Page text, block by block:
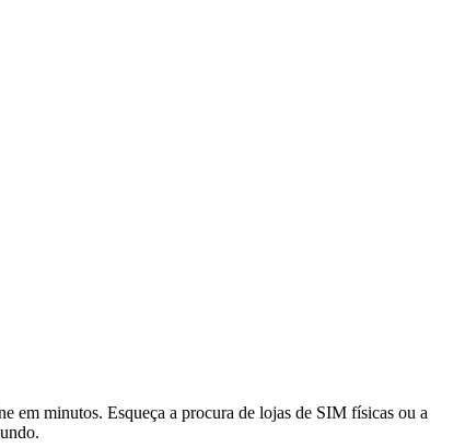
em minutos. Esqueça a procura de lojas de SIM físicas ou a